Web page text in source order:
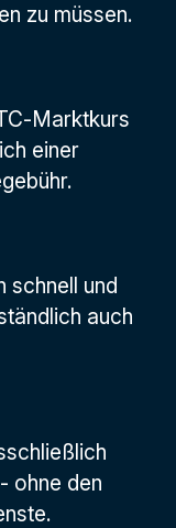
zu müssen.
Marktkurs
einer
schnell und
auch
ohne den